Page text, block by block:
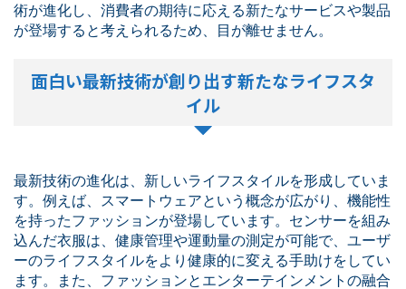
術が進化し、消費者の期待に応える新たなサービスや製品
が登場すると考えられるため、目が離せません。
面白い最新技術が創り出す新たなライフスタ
イル
最新技術の進化は、新しいライフスタイルを形成していま
す。例えば、スマートウェアという概念が広がり、機能性
を持ったファッションが登場しています。センサーを組み
込んだ衣服は、健康管理や運動量の測定が可能で、ユーザ
ーのライフスタイルをより健康的に変える手助けをしてい
ます。また、ファッションとエンターテインメントの融合